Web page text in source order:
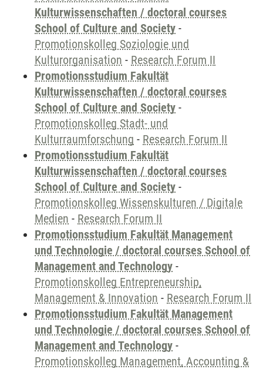
Kulturwissenschaften / doctoral courses
School of Culture and Society -
Promotionskolleg Soziologie und
Kulturorganisation - Research Forum II
Promotionsstudium Fakultät
Kulturwissenschaften / doctoral courses
School of Culture and Society -
Promotionskolleg Stadt- und
Kulturraumforschung - Research Forum II
Promotionsstudium Fakultät
Kulturwissenschaften / doctoral courses
School of Culture and Society -
Promotionskolleg Wissenskulturen / Digitale
Medien - Research Forum II
Promotionsstudium Fakultät Management
und Technologie / doctoral courses School of
Management and Technology -
Promotionskolleg Entrepreneurship,
Management & Innovation - Research Forum II
Promotionsstudium Fakultät Management
und Technologie / doctoral courses School of
Management and Technology -
Promotionskolleg Management, Accounting &